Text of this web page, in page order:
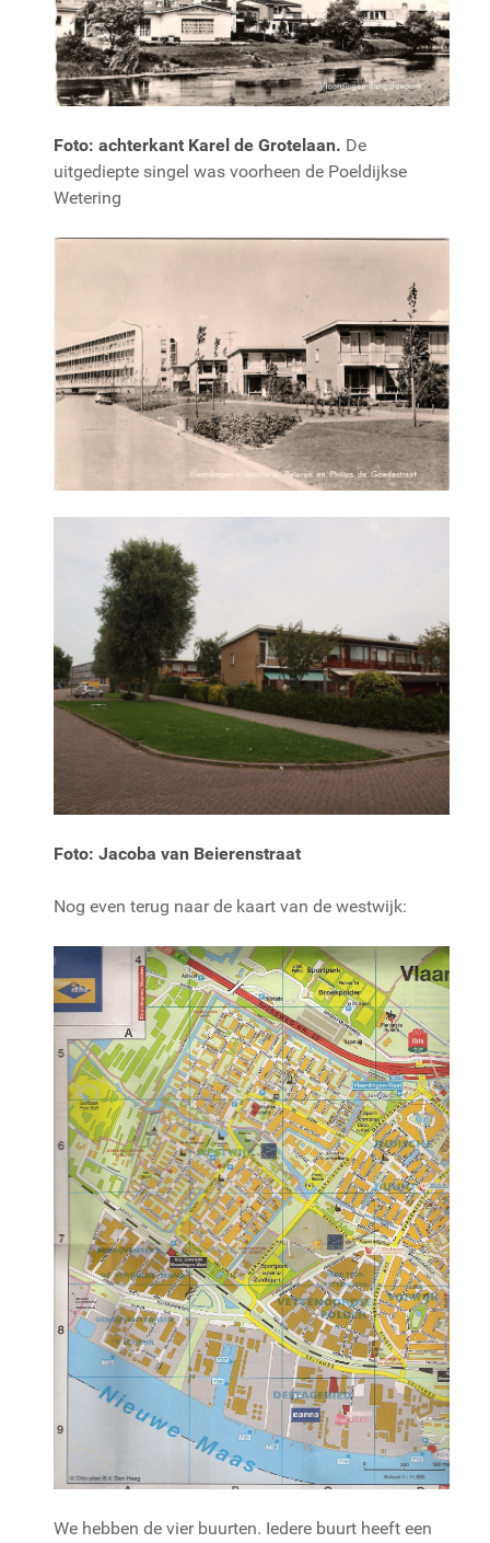
Foto: achterkant Karel de Grotelaan. De
uitgediepte singel was voorheen de Poeldijkse
Wetering
Foto: Jacoba van Beierenstraat
Nog even terug naar de kaart van de westwijk:
We hebben de vier buurten. Iedere buurt heeft een